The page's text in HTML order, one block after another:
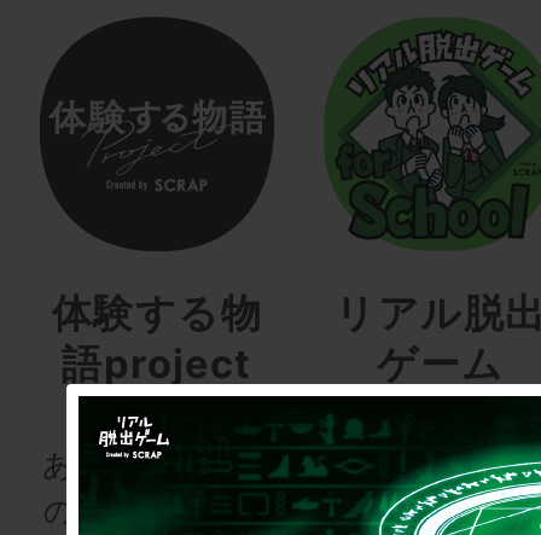
体験する物
語project
あなたも、物語
の登場人物にな
リアル脱
ゲーム
for
次の授業は“謎